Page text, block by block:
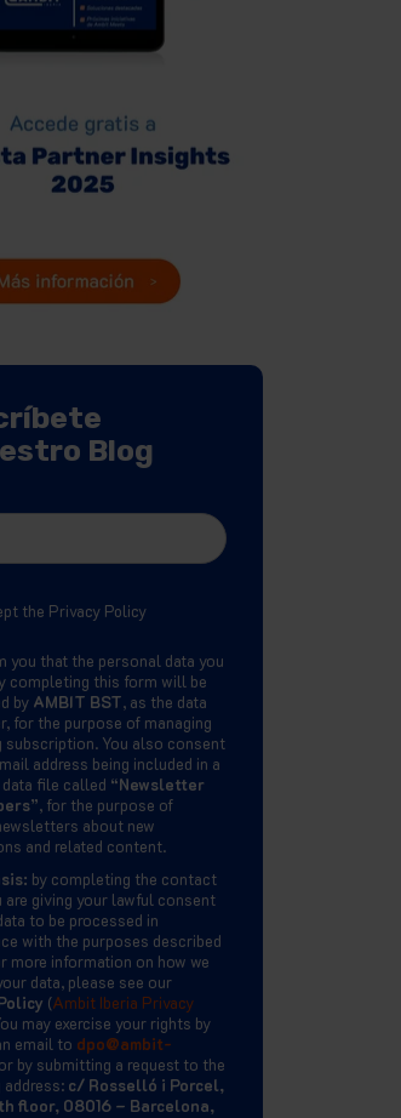
Blog
the Privacy Policy
you that the personal data you
completing this form will be
by AMBIT BST, as the data
for the purpose of managing
subscription. You also consent
address being included in a
file called “Newsletter
, for the purpose of
about new
and related content.
by completing the contact
are giving your lawful consent
to be processed in
with the purposes described
more information on how we
data, please see our
(Ambit Iberia Privacy
may exercise your rights by
email to dpo@ambit-
by submitting a request to the
c/ Rosselló i Porcel,
floor, 08016 – Barcelona,